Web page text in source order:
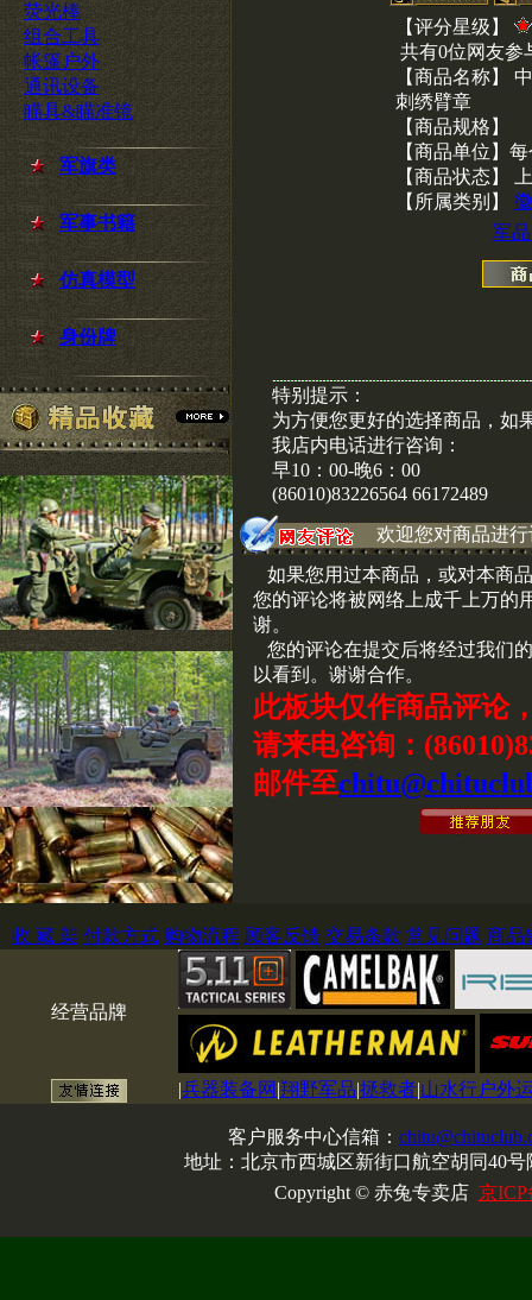
荧光棒
组合工具
帐篷户外
通讯设备
瞄具&瞄准镜
军旗类
军事书籍
仿真模型
身份牌
【评分星级】
共有0位网友参
【商品名称】
刺绣臂章
【商品规格】
【商品单位】
【商品状态】
【所属类别】
军
特别提示：
为方便您更好的选择商品，如
我店内电话进行咨询：
早10：00-晚6：00
(86010)83226564 66172489
欢迎您对商品进
如果您用过本商品，或对本商
您的评论将被网络上成千上万的
谢。
您的评论在提交后将经过我们
以看到。谢谢合作。
此板块仅作商品评论
请来电咨询：
邮件至
收 藏 架 付款方式 购物流程 顾客反馈 交易条款 常见问题 商品
经营品牌
|兵器装备网 |翔野军品|拯救者|山水行户外
客户服务中心信箱：
地址：北京市西城区新街口航空胡同40
Copyright © 赤兔专卖店 京ICP